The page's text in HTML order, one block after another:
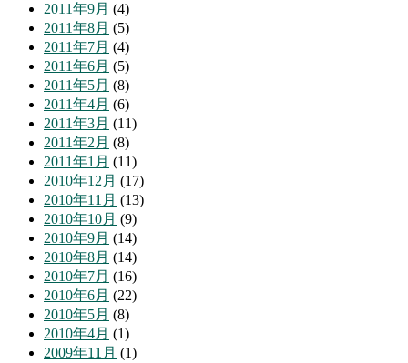
2011年9月 (4)
2011年8月 (5)
2011年7月 (4)
2011年6月 (5)
2011年5月 (8)
2011年4月 (6)
2011年3月 (11)
2011年2月 (8)
2011年1月 (11)
2010年12月 (17)
2010年11月 (13)
2010年10月 (9)
2010年9月 (14)
2010年8月 (14)
2010年7月 (16)
2010年6月 (22)
2010年5月 (8)
2010年4月 (1)
2009年11月 (1)